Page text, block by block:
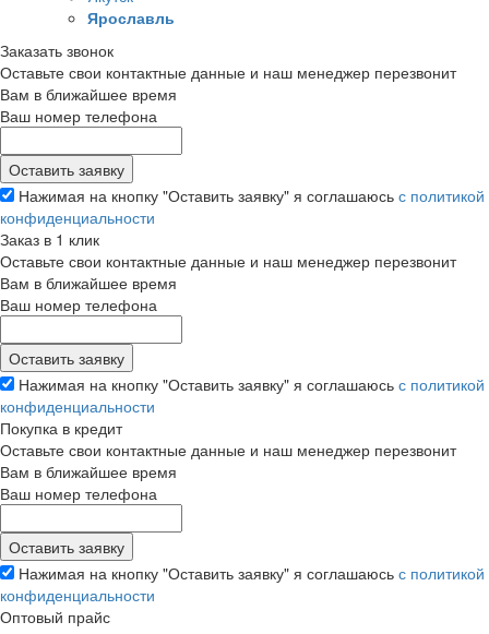
Ярославль
Заказать звонок
Оставьте свои контактные данные и наш менеджер перезвонит
Вам в ближайшее время
Ваш номер телефона
Нажимая на кнопку "Оставить заявку" я соглашаюсь с политикой
конфиденциальности
Заказ в 1 клик
Оставьте свои контактные данные и наш менеджер перезвонит
Вам в ближайшее время
Ваш номер телефона
Нажимая на кнопку "Оставить заявку" я соглашаюсь с политикой
конфиденциальности
Покупка в кредит
Оставьте свои контактные данные и наш менеджер перезвонит
Вам в ближайшее время
Ваш номер телефона
Нажимая на кнопку "Оставить заявку" я соглашаюсь с политикой
конфиденциальности
Оптовый прайс